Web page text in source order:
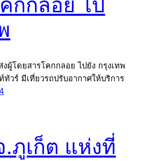
ผู้โดยสารโคกกลอย ไปยัง กรุงเทพ
ทัวร์ มีเที่ยวรถปรับอากาศให้บริการ
ภูเก็ต แห่งที่